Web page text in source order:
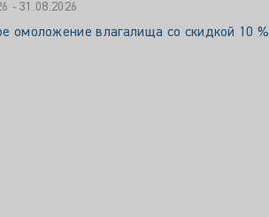
- 31.08.2026
омоложение влагалища со скидкой 10 %